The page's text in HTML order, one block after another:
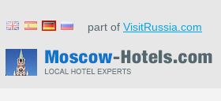
part of VisitRussia.com